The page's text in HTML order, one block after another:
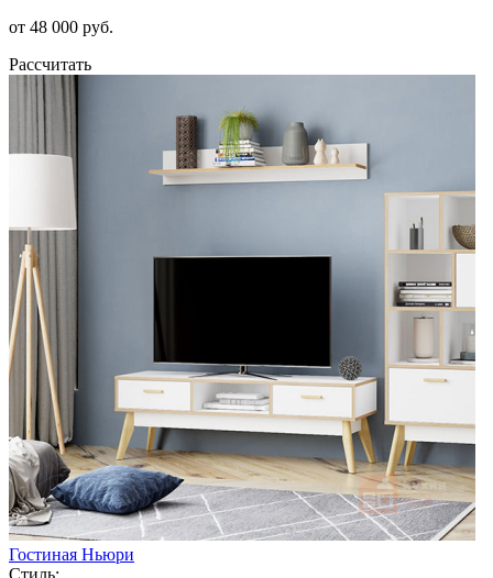
от 48 000 руб.
Рассчитать
Гостиная Ньюри
Стиль: